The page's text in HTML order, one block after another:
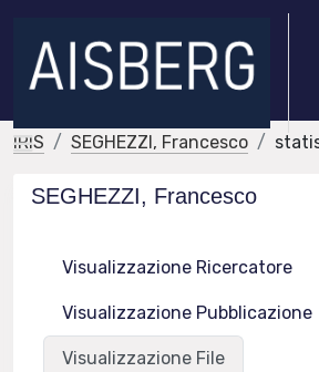
IRIS SEGHEZZI, Francesco
SEGHEZZI, Francesco
Visualizzazione Ricercatore
Visualizzazione Pubblicazione
Visualizzazione File